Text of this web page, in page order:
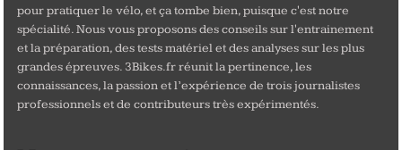
pour pratiquer le vélo, et ça tombe bien, puisque c'est notre
spécialité. Nous vous proposons des conseils sur l'entrainement
et la préparation, des tests matériel et des analyses sur les plus
grandes épreuves. 3Bikes.fr réunit la pertinence, les
connaissances, la passion et l’expérience de trois journalistes
professionnels et de contributeurs très expérimentés.